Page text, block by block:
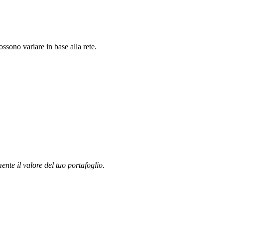
variare in base alla rete.
il valore del tuo portafoglio.